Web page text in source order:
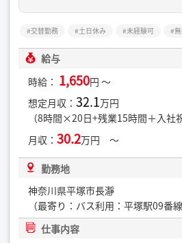
交替勤務 土日休み 未経験可
給与
時給： 1,650円 ～
想定月収：32.1万円
（8時間×20日+残業15時間＋入社
月収：30.2万円 ～
勤務地
神奈川県平塚市長瀞
（最寄り：バス利用：平塚駅09番線
仕事内容